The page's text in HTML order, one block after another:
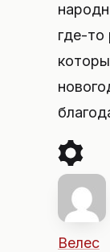
где-то
Велес